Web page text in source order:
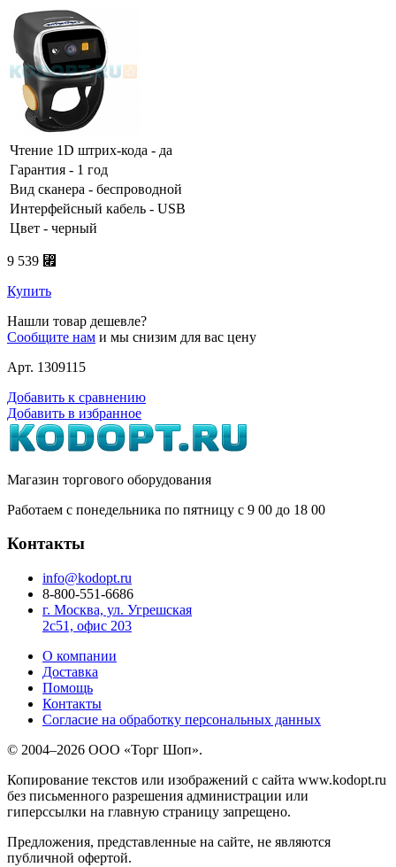
Чтение 1D штрих-кода - да
Гарантия - 1 год
Вид сканера - беспроводной
Интерфейсный кабель - USB
Цвет - черный
9 539 ⃏
Купить
Нашли товар дешевле?
Сообщите нам и мы снизим для вас цену
Арт. 1309115
Добавить к сравнению
Добавить в избранное
Магазин торгового оборудования
Работаем с понедельника по пятницу с 9 00 до 18 00
Контакты
info@kodopt.ru
8-800-551-6686
г. Москва, ул. Угрешская
2с51, офис 203
О компании
Доставка
Помощь
Контакты
Согласие на обработку персональных данных
© 2004–2026 ООО «Торг Шоп».
Копирование текстов или изображений с сайта www.kodopt.ru
без письменного разрешения администрации или
гиперссылки на главную страницу запрещено.
Предложения, представленные на сайте, не являются
публичной офертой.